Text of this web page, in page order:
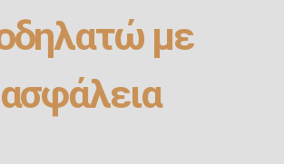
με
ασφάλεια